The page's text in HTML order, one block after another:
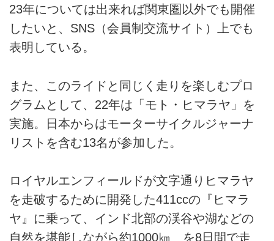
23年については出来れば関東圏以外でも開催
したいと、SNS（会員制交流サイト）上でも
表明している。
また、このライドと同じく走りを楽しむプロ
グラムとして、22年は「モト・ヒマラヤ」を
実施。日本からはモーターサイクルジャーナ
リストを含む13名が参加した。
ロイヤルエンフィールドが文字通りヒマラヤ
を走破するために開発した411ccの『ヒマラ
ヤ』に乗って、インド北部の渓谷や湖などの
自然を堪能しながら約1000㎞ を8日間で走